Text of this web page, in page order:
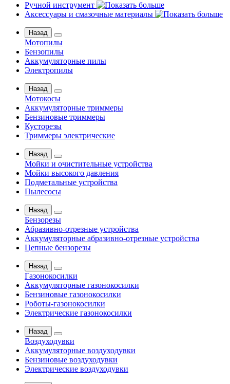
Ручной инструмент
Аксессуары и смазочные материалы
Назад
Мотопилы
Бензопилы
Аккумуляторные пилы
Электропилы
Назад
Мотокосы
Аккумуляторные триммеры
Бензиновые триммеры
Кусторезы
Триммеры электрические
Назад
Мойки и очистительные устройства
Мойки высокого давления
Подметальные устройства
Пылесосы
Назад
Бензорезы
Абразивно-отрезные устройства
Аккумуляторные абразивно-отрезные устройства
Цепные бензорезы
Назад
Газонокосилки
Аккумуляторные газонокосилки
Бензиновые газонокосилки
Роботы-газонокосилки
Электрические газонокосилки
Назад
Воздуходувки
Аккумуляторные воздуходувки
Бензиновые воздуходувки
Электрические воздуходувки